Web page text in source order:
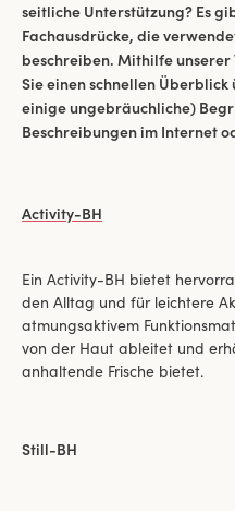
seitliche Unterstützung? Es
Fachausdrücke, die
beschreiben. Mithilfe
Sie einen schnellen
einige ungebräuchliche)
Beschreibungen im Internet
Activity-BH
Ein Activity-BH bietet
den Alltag und für leichtere
atmungsaktivem
von der Haut ableitet und
anhaltende Frische bietet.
Still-BH